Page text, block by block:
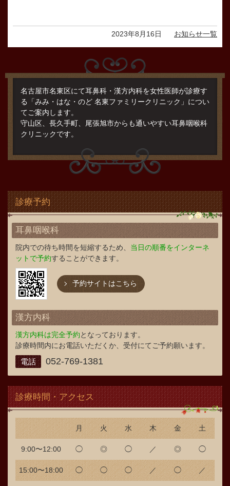
2023年8月16日 お知らせ一覧
名古屋市名東区にて耳鼻科・漢方内科を女性医師が診療す
る「みみ・はな・のど 名東ファミリークリニック」につい
てご案内します。
守山区、長久手町、尾張旭市からも通いやすい耳鼻咽喉科
クリニックです。
診療予約
耳鼻咽喉科
院内での待ち時間を短縮するため、 当日の順番をインターネ
ットで予約することができます。
予約サイトはこちら
漢方内科
漢方内科は完全予約となっております。
診療時間内にお電話いただくか、受付にてご予約願います。
電話 052-769-1381
診療時間・アクセス
月 火 水 木 金 土
9:00〜12:00 ◯ ◎ ◯ ／ ◎ ◯
15:00〜18:00 ◯ ◯ ◯ ／ ◯ ／